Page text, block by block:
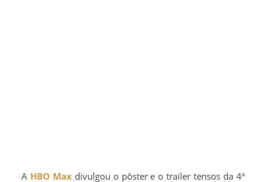
HBO Maxdivulgou o pôster e o trailer tensos da 4ª